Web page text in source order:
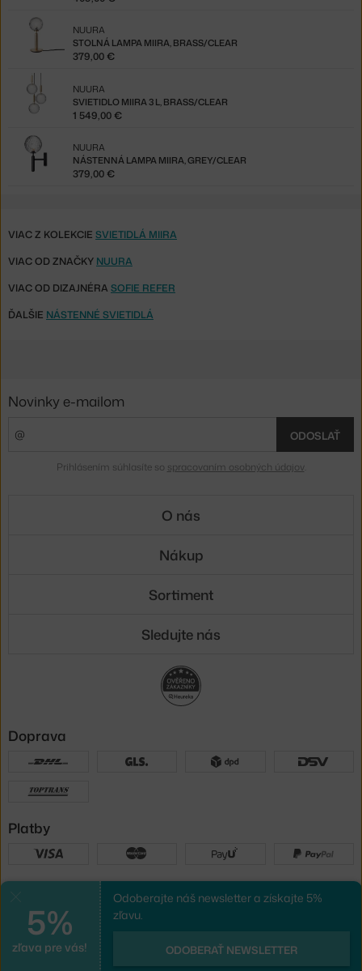
STOLNÁ LAMPA MIIRA, BRASS/CLEAR
NUURA
379,00 €
SVIETIDLO MIIRA 3 L, BRASS/CLEAR
NUURA
1 549,00 €
NÁSTENNÁ LAMPA MIIRA, GREY/CLEAR
NUURA
379,00 €
VIAC Z KOLEKCIE SVIETIDLÁ MIIRA
VIAC OD ZNAČKY NUURA
VIAC OD DIZAJNÉRA SOFIE REFER
ĎALŠIE NÁSTENNÉ SVIETIDLÁ
5%
zľava pre vás!
Odoberajte náš newsletter a získajte 5%
zľavu.
ODOBERAŤ NEWSLETTER
Novinky e-mailom
ODOSLAŤ
Prihlásením súhlasíte so spracovaním osobných údajov.
O nás
Nákup
Sortiment
Sledujte nás
Doprava
Platby
Sme tu pre vás
e-shop na mieruod